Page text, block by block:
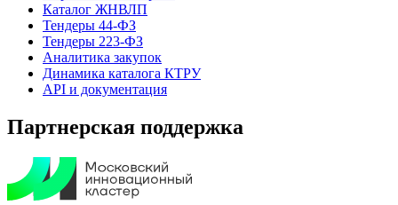
Каталог ЖНВЛП
Тендеры 44-ФЗ
Тендеры 223-ФЗ
Аналитика закупок
Динамика каталога КТРУ
API и документация
Партнерская поддержка